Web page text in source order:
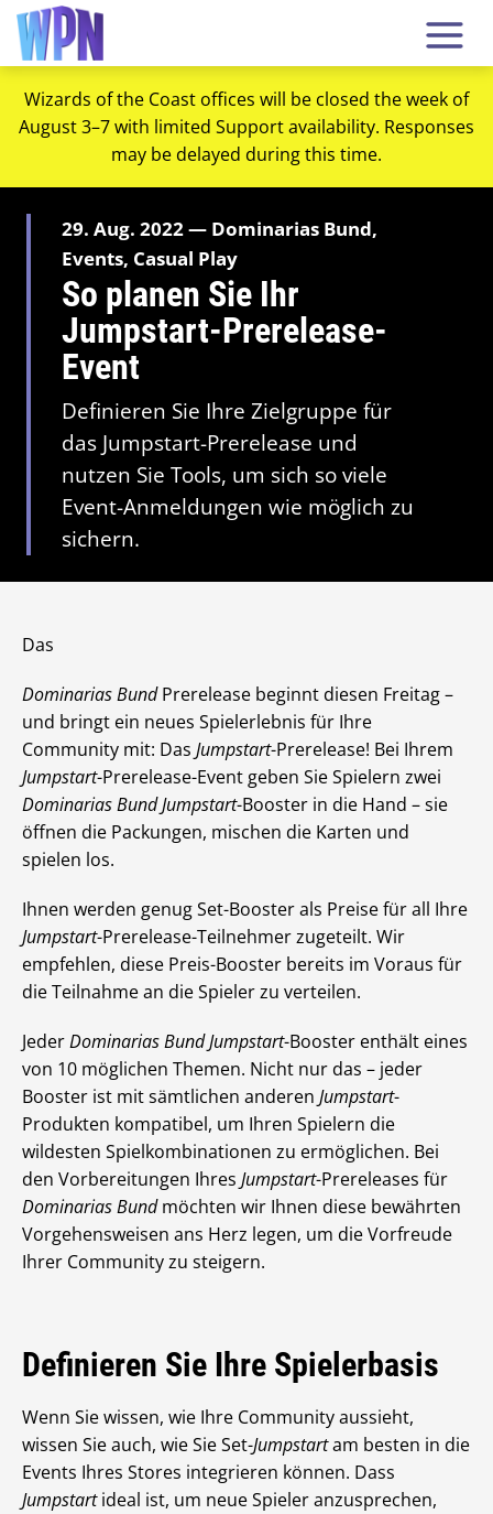
Wizards of the Coast offices will be closed the week of
August 3–7 with limited Support availability. Responses
may be delayed during this time.
29. Aug. 2022 — Dominarias Bund,
Events, Casual Play
So planen Sie Ihr
Jumpstart-Prerelease-
Event
Definieren Sie Ihre Zielgruppe für
das Jumpstart-Prerelease und
nutzen Sie Tools, um sich so viele
Event-Anmeldungen wie möglich zu
sichern.
Das
Dominarias BundPrerelease beginnt diesen Freitag –
und bringt ein neues Spielerlebnis für Ihre
Community mit: Das Jumpstart-Prerelease! Bei Ihrem
Jumpstart-Prerelease-Event geben Sie Spielern zwei
Dominarias BundJumpstart-Booster in die Hand – sie
öffnen die Packungen, mischen die Karten und
spielen los.
Ihnen werden genug Set-Booster als Preise für all Ihre
Jumpstart-Prerelease-Teilnehmer zugeteilt. Wir
empfehlen, diese Preis-Booster bereits im Voraus für
die Teilnahme an die Spieler zu verteilen.
JederDominarias BundJumpstart-Booster enthält eines
von 10 möglichen Themen. Nicht nur das – jeder
Booster ist mit sämtlichen anderen Jumpstart-
Produkten kompatibel, um Ihren Spielern die
wildesten Spielkombinationen zu ermöglichen. Bei
den Vorbereitungen Ihres Jumpstart-Prereleases für
Dominarias Bundmöchten wir Ihnen diese bewährten
Vorgehensweisen ans Herz legen, um die Vorfreude
Ihrer Community zu steigern.
Definieren Sie Ihre Spielerbasis
Wenn Sie wissen, wie Ihre Community aussieht,
wissen Sie auch, wie Sie Set-Jumpstartam besten in die
Events Ihres Stores integrieren können. Dass
Jumpstartideal ist, um neue Spieler anzusprechen,